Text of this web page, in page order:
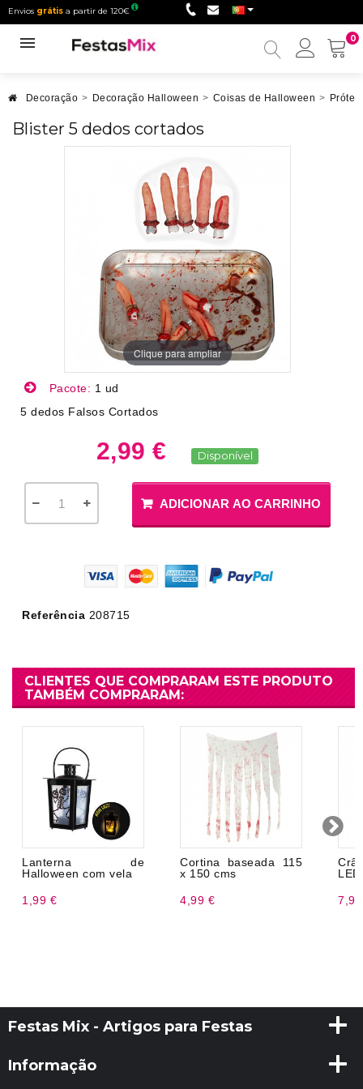
Envios grátis a partir de 120€
0
Minha
Decoração > Decoração Halloween > Coisas de Halloween >
Blister 5 dedos cortados
Clique para ampliar
Pacote: 1 ud
5 dedos Falsos Cortados
2,99 € Disponível
ADICIONAR AO CARRINHO
Referência 208715
CLIENTES QUE COMPRARAM ESTE PRODUTO
TAMBÉM COMPRARAM:
Lanterna de
Halloween com vela
1,99 €
Cortina baseada 115
x 150 cms
4,99 €
LED
Festas Mix - Artigos para Festas
Informação